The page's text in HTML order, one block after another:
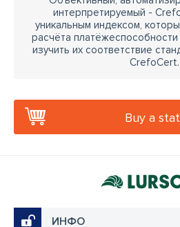
интерпретируемый -
уникальным индексом,
расчёта
изучить их соответствие
CrefoCert.
Buy a
ИНФО